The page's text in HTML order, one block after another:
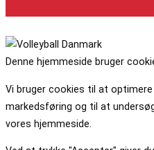
Denne hjemmeside bruger
Vi bruger cookies til at
markedsføring og til at
vores hjemmeside.